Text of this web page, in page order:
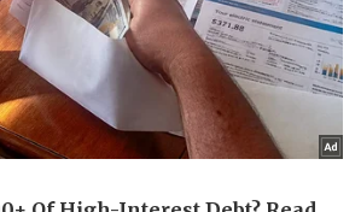
Podcast
Đọc truyện đêm khuya